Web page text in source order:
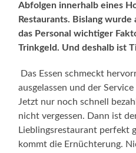
Abfolgen innerhalb eines
Restaurants. Bislang
das Personal wichtiger
Trinkgeld. Und deshalb ist
Das Essen schmeckt
ausgelassen und der
Jetzt nur noch schnell
nicht vergessen. Dann ist
Lieblingsrestaurant perfekt
kommt die Ernüchterung.